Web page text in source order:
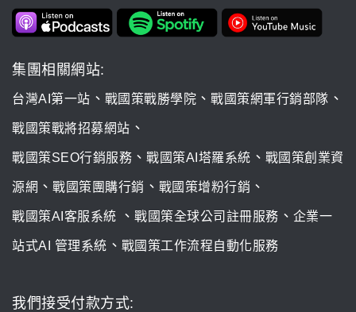
集團相關網站:
台灣AI第一站 、 戰國策戰勝學院 、 戰國策網軍行銷部隊 、
戰國策戰將招募網站 、
戰國策SEO行銷服務 、 戰國策AI塔羅系統 、 戰國策創業資
源網 、 戰國策團購行銷 、 戰國策增粉行銷 、
戰國策AI客服系統 、 戰國策全球公司註冊服務 、 企業一
站式AI 管理系統 、 戰國策工作流程自動化服務
我們接受付款方式: